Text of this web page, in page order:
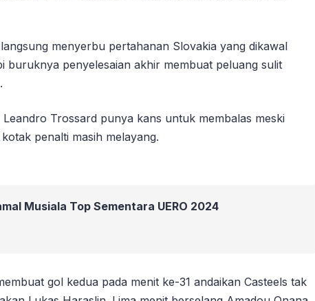
menyerbu pertahanan Slovakia yang dikawal
buruknya penyelesaian akhir membuat peluang sulit
Leandro Trossard punya kans untuk membalas meski
penalti masih melayang.
Musiala Top Sementara UERO 2024
gol kedua pada menit ke-31 andaikan Casteels tak